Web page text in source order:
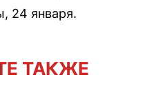
24 января.
ТАКЖЕ